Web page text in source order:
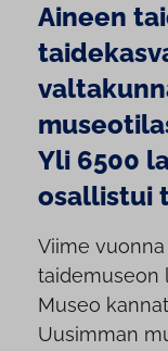
Aineen
Yli 6500
osallistui
Viime
taidemuseon
Museo
Uusimman